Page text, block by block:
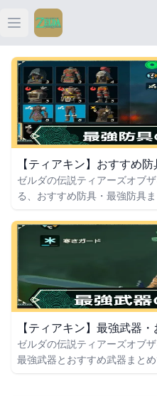
Open main menu
ティ
ティ
ティア
ティア
ゼルダの伝説ティアーズオブ
る、おすすめ防具・最強防具
を掲載。
ゼルダの伝説ティアーズオブ
最強武器とおすすめ武器まと